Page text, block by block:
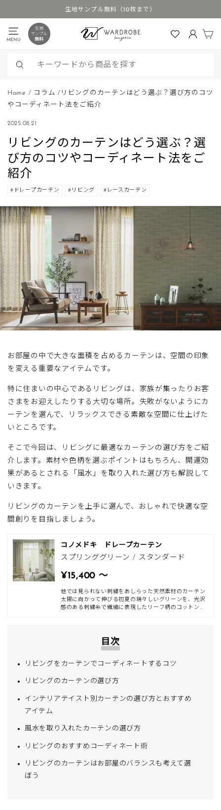
キ
ス
ラ
ー
す
る
生地サンプル無料（10枚まで）
MENU
索
Home / コラム / リビングのカーテンはどう選ぶ？選び方のコツ
やコーディネート法をご紹介
2025.08.21
リビングのカーテンはどう選ぶ？選
び方のコツやコーディネート法をご
紹介
#ドレープカーテン #リビング #レースカーテン
お部屋の中で大きな面積を占めるカーテンは、空間の印象
を変える重要なアイテムです。
特に住まいの中心であるリビングは、家族が集ったりお客
さまをお迎えしたりする大切な場所。失敗がないようにカ
ーテンを選んで、リラックスできる素敵な空間に仕上げた
いところです。
そこで今回は、リビングに最適なカーテンの選び方をご紹
介します。素材や色柄を選ぶポイントはもちろん、開運効
果があるとされる「風水」を取り入れた選び方も解説して
いきます。
リビングのカーテンを上手に選んで、おしゃれで快適な空
間創りを目指しましょう。
コノメドキ ドレープカーテン
スプリンググリーン / スタンダード
¥15,400 〜
他では見られない刺繍をあしらった天然素材のカーテン
太陽に向かって伸びる初夏の瑞々しいグリーンを、光沢
感のある刺繍糸で繊細に表現したリーフ柄のコットン
柄が散りばめられ、カジュアルなデザインながらも贅沢
で華やかな印象に。 コットン100％の生地に刺繍を施し
だけます。また、光を通したカーテンに浮かび上がる刺
ットンカーテンの魅力は、素材そのもののやわらかさで
目次
リビングをカーテンでコーディネートするコツ
リビングのカーテンの選び方
インテリアテイスト別カーテンの選び方とおすすめ
アイテム
風水を取り入れたカーテンの選び方
リビングのおすすめコーディネート術
リビングのカーテンはお部屋のバランスも考えて選
ぼう